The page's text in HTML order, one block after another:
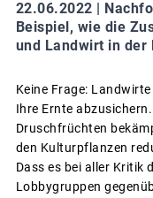
22.06.2022 |
Beispiel, wie die
und Landwirt in
Keine Frage:
Ihre Ernte
Druschfrüchten
den Kulturpflanzen
Dass es bei aller Kritik
Lobbygruppen